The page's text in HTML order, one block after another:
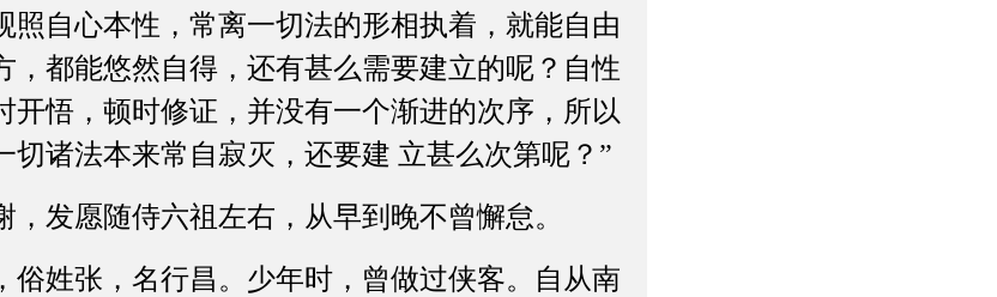
照自心本性，常离一切法的形相执着，就能自由
，都能悠然自得，还有甚么需要建立的呢？自性
开悟，顿时修证，并没有一个渐进的次序，所以
切诸法本来常自寂灭，还要建 立甚么次第呢？”
，发愿随侍六祖左右，从早到晚不曾懈怠。
俗姓张，名行昌。少年时，曾做过侠客。自从南